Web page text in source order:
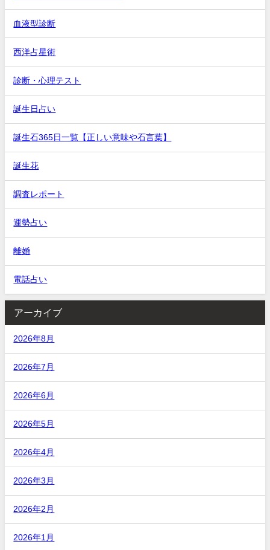
血液型診断
西洋占星術
診断・心理テスト
誕生日占い
誕生石365日一覧【正しい意味や石言葉】
誕生花
調査レポート
運勢占い
離婚
電話占い
アーカイブ
2026年8月
2026年7月
2026年6月
2026年5月
2026年4月
2026年3月
2026年2月
2026年1月